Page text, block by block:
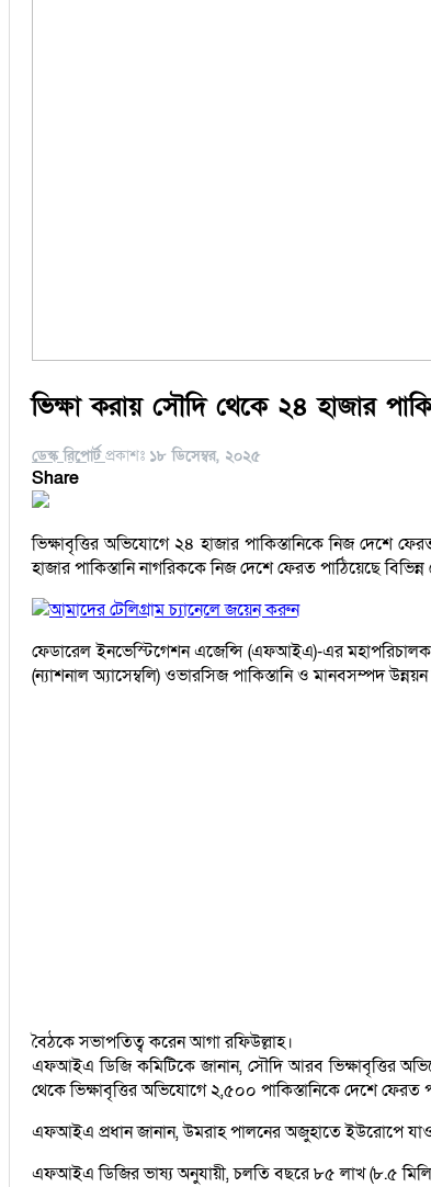
ভিক্ষা করায় সৌদি থেকে ২৪ হাজার
ডেস্ক রিপোর্ট প্রকাশঃ ১৮ ডিসেম্বর, ২০২৫
Share
ভিক্ষাবৃত্তির অভিযোগে ২৪ হাজার পাকিস্তানিকে নিজ
হাজার পাকিস্তানি নাগরিককে নিজ দেশে ফেরত পাঠিয়েছে
আমাদের টেলিগ্রাম চ্যানেলে জয়েন করুন
ফেডারেল ইনভেস্টিগেশন এজেন্সি (এফআইএ)-এর মহাপরিচালক
(ন্যাশনাল অ্যাসেম্বলি) ওভারসিজ পাকিস্তানি ও মানবসম্পদ
বৈঠকে সভাপতিত্ব করেন আগা রফিউল্লাহ।
এফআইএ ডিজি কমিটিকে জানান, সৌদি আরব ভিক্ষাবৃত্তির
থেকে ভিক্ষাবৃত্তির অভিযোগে ২,৫০০ পাকিস্তানিকে দেশে ফেরত
এফআইএ প্রধান জানান, উমরাহ পালনের অজুহাতে ইউরোপে
এফআইএ ডিজির ভাষ্য অনুযায়ী, চলতি বছরে ৮৫ লাখ (৮.৫